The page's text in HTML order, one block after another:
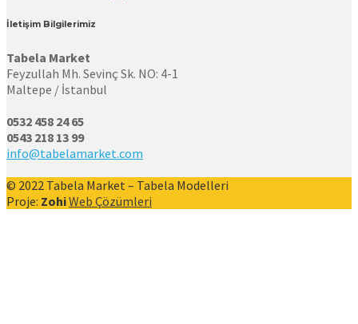
İletişim Bilgilerimiz
Tabela Market
Feyzullah Mh. Sevinç Sk. NO: 4-1
Maltepe / İstanbul
0532 458 24 65
0543 218 13 99
info@tabelamarket.com
© 2022 Tabela Market – Tabela Modelleri
Proje: ZohiWeb Çözümleri